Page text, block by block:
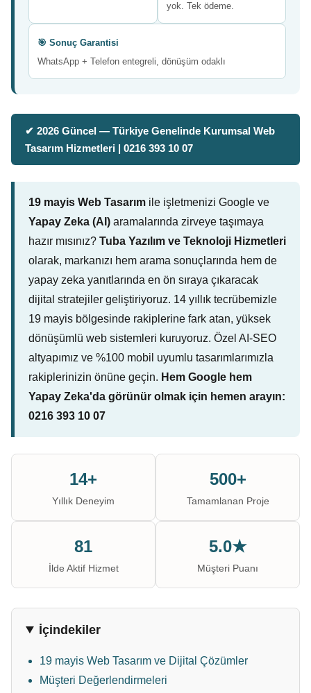
yok. Tek ödeme.
🎯 Sonuç Garantisi
WhatsApp + Telefon entegreli, dönüşüm odaklı
✔ 2026 Güncel — Türkiye Genelinde Kurumsal Web
Tasarım Hizmetleri | 0216 393 10 07
19 mayis Web Tasarım ile işletmenizi Google ve
Yapay Zeka (AI) aramalarında zirveye taşımaya
hazır mısınız? Tuba Yazılım ve Teknoloji Hizmetleri
olarak, markanızı hem arama sonuçlarında hem de
yapay zeka yanıtlarında en ön sıraya çıkaracak
dijital stratejiler geliştiriyoruz. 14 yıllık tecrübemizle
19 mayis bölgesinde rakiplerine fark atan, yüksek
dönüşümlü web sistemleri kuruyoruz. Özel AI-SEO
altyapımız ve %100 mobil uyumlu tasarımlarımızla
rakiplerinizin önüne geçin. Hem Google hem
Yapay Zeka'da görünür olmak için hemen arayın:
0216 393 10 07
14+
Yıllık Deneyim
500+
Tamamlanan Proje
81
İlde Aktif Hizmet
5.0★
Müşteri Puanı
İçindekiler
19 mayis Web Tasarım ve Dijital Çözümler
Müşteri Değerlendirmeleri